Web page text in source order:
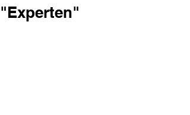
"Experten"